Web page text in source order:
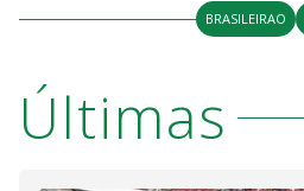
BRASILEIRAO
Últimas